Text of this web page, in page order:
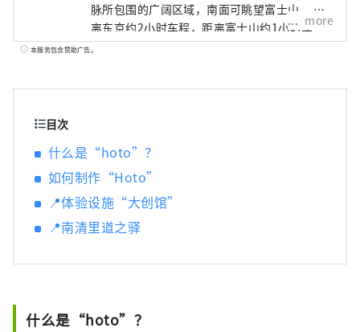
脉所包围的广阔区域，南面可眺望富士山。 距
离东京约2小时车程，距离富士山约1小时车
程，距离松本约1小时车程，由于交通便利，全
的美食。
more
本服务包含赞助广告。
目次
什么是“hoto”？
如何制作“Hoto”
📍体验设施“大创馆”
📍南清里道之驿
什么是“hoto”？